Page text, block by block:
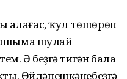
аңлағас, ҡул төшөрөп
шулай
Ә беҙгә тигән бала
Өйләнешкәнебеҙгә